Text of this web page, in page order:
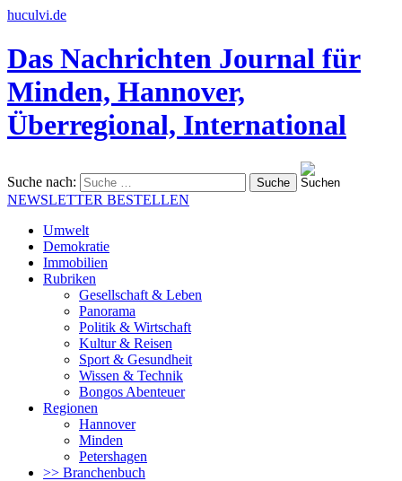
huculvi.de
Das Nachrichten Journal für
Minden, Hannover,
Überregional, International
Suche nach:
NEWSLETTER BESTELLEN
Umwelt
Demokratie
Immobilien
Rubriken
Gesellschaft & Leben
Panorama
Politik & Wirtschaft
Kultur & Reisen
Sport & Gesundheit
Wissen & Technik
Bongos Abenteuer
Regionen
Hannover
Minden
Petershagen
>> Branchenbuch